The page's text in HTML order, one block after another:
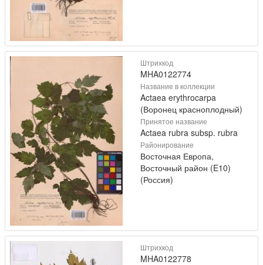
Штрихкод
MHA0122774
Название в коллекции
Actaea erythrocarpa
(Воронец красноплодный)
Принятое название
Actaea rubra subsp. rubra
Районирование
Восточная Европа,
Восточный район (E10)
(Россия)
Штрихкод
MHA0122778